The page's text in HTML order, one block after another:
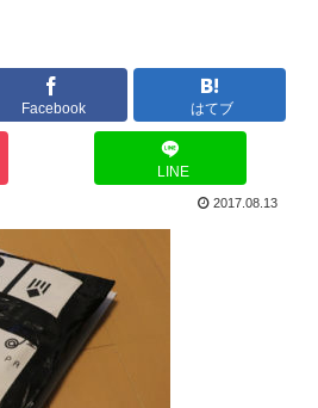
Facebook はてブ
LINE
2017.08.13